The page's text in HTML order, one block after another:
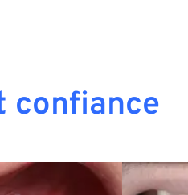
confiance